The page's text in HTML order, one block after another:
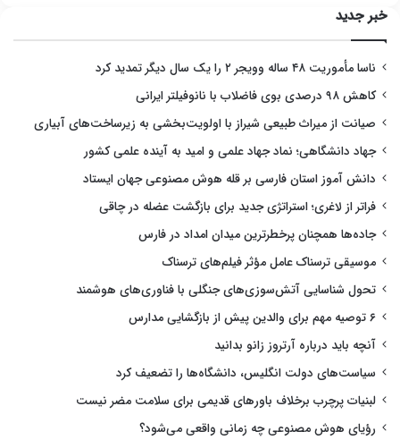
خبر جدید
ناسا مأموریت ۴۸ ساله وویجر ۲ را یک سال دیگر تمدید کرد
کاهش ۹۸ درصدی بوی فاضلاب با نانوفیلتر ایرانی
صیانت از میراث طبیعی شیراز با اولویت‌بخشی به زیرساخت‌های آبیاری
جهاد دانشگاهی؛ نماد جهاد علمی و امید به آینده علمی کشور
دانش آموز استان فارسی بر قله هوش مصنوعی جهان ایستاد
فراتر از لاغری؛ استراتژی جدید برای بازگشت عضله در چاقی
جاده‌ها همچنان پرخطرترین میدان امداد در فارس
موسیقی ترسناک عامل مؤثر فیلم‌های ترسناک
تحول شناسایی آتش‌سوزی‌های جنگلی با فناوری‌های هوشمند
۶ توصیه مهم برای والدین پیش از بازگشایی مدارس
آنچه باید درباره آرتروز زانو بدانید
سیاست‌های دولت انگلیس، دانشگاه‌ها را تضعیف کرد
لبنیات پرچرب برخلاف باورهای قدیمی برای سلامت مضر نیست
رؤیای هوش مصنوعی چه زمانی واقعی می‌شود؟